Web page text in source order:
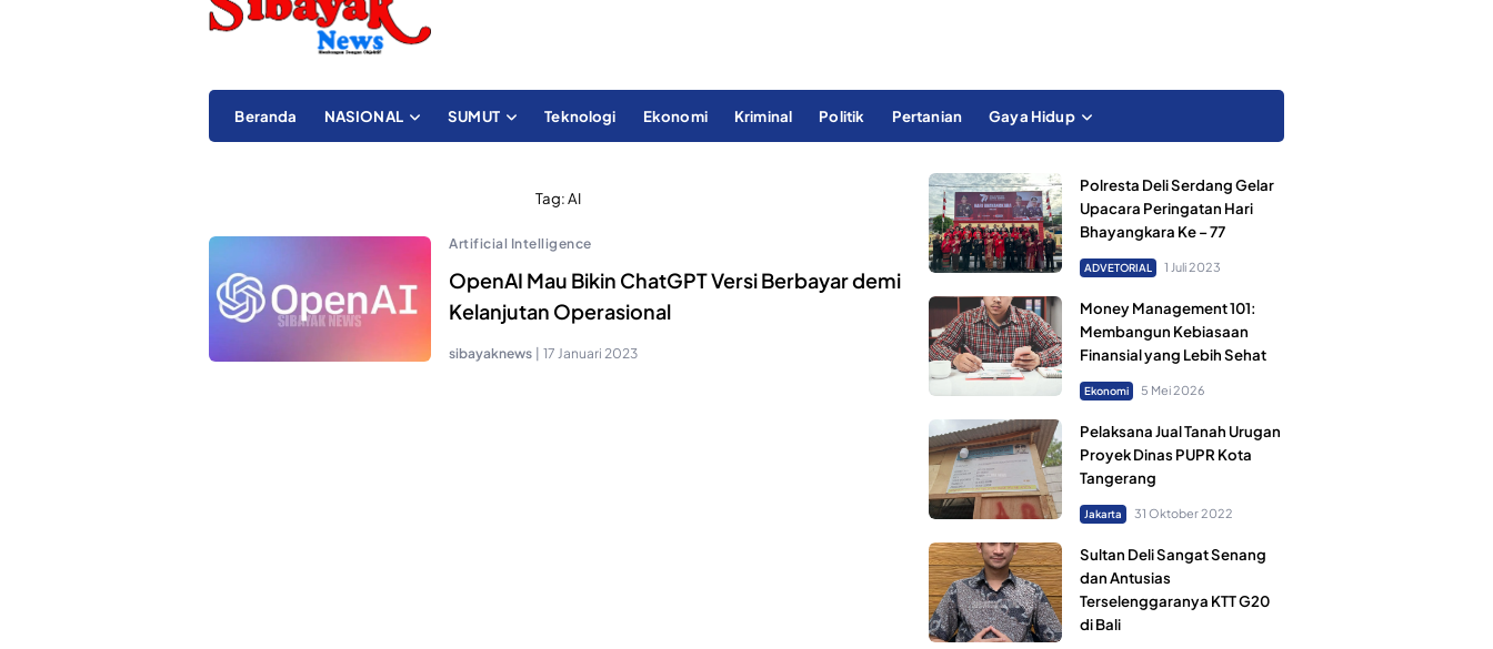
Beranda NASIONAL SUMUT Teknologi Ekonomi Kriminal Politik Pertanian Gaya Hidup
Tag:AI
Artificial Intelligence
OpenAI Mau Bikin ChatGPT Versi Berbayar demi
Kelanjutan Operasional
sibayaknews 17 Januari 2023
Polresta Deli Serdang Gelar
Upacara Peringatan Hari
Bhayangkara Ke – 77
ADVETORIAL 1 Juli 2023
Money Management 101:
Membangun Kebiasaan
Finansial yang Lebih Sehat
Ekonomi 5 Mei 2026
Pelaksana Jual Tanah Urugan
Proyek Dinas PUPR Kota
Tangerang
Jakarta 31 Oktober 2022
Sultan Deli Sangat Senang
dan Antusias
Terselenggaranya KTT G20
di Bali